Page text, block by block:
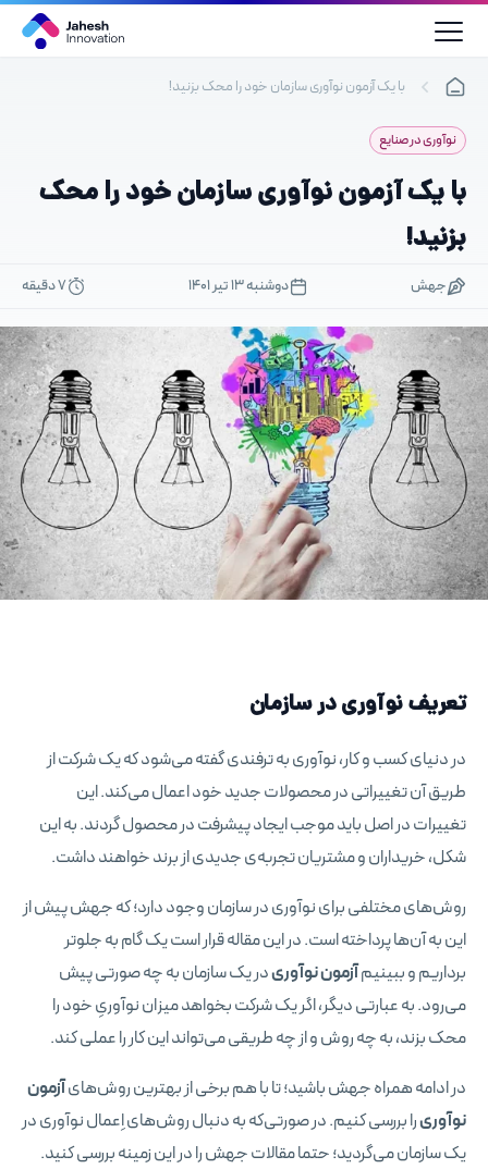
پرش
محتوا
با یک آزمون نوآوری سازمان خود را محک بزنید!
نوآوری در صنایع
با یک آزمون نوآوری سازمان خود را محک
بزنید!
جهش دوشنبه ۱۳ تیر ۱۴۰۱ 7 دقیقه
تعریف نوآوری در سازمان
در دنیای کسب و کار، نوآوری به ترفندی گفته می‌شود که یک شرکت از
طریق آن تغییراتی در محصولات جدید خود اعمال می‌کند. این
تغییرات در اصل باید موجب ایجاد پیشرفت در محصول گردند. به این
شکل، خریداران و مشتریان تجربه‌ی جدیدی از برند خواهند داشت.
روش‌های مختلفی برای نوآوری در سازمان وجود دارد؛ که جهش پیش از
این به آن‌ها پرداخته است. در این مقاله قرار است یک گام به جلوتر
برداریم و ببینیمآزمون نوآوریدر یک سازمان به چه صورتی پیش
می‌رود. به عبارتی دیگر، اگر یک شرکت بخواهد میزان نوآوریِ خود را
محک بزند، به چه روش و از چه طریقی می‌تواند این کار را عملی کند.
در ادامه همراه جهش باشید؛ تا با هم برخی از بهترین روش‌هایآزمون
نوآوریرا بررسی کنیم. در صورتی‌که به دنبال روش‌های اِعمال نوآوری در
یک سازمان می‌گردید؛ حتما مقالات جهش را در این زمینه بررسی کنید.